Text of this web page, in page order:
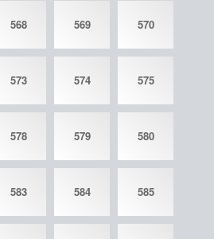
568 569 570
573 574 575
578 579 580
583 584 585